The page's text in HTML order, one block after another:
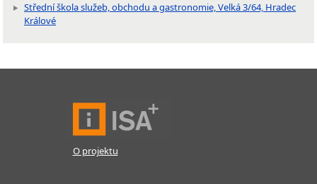
Střední škola služeb, obchodu a gastronomie, Velká 3/64, Hradec
Králové
O projektu